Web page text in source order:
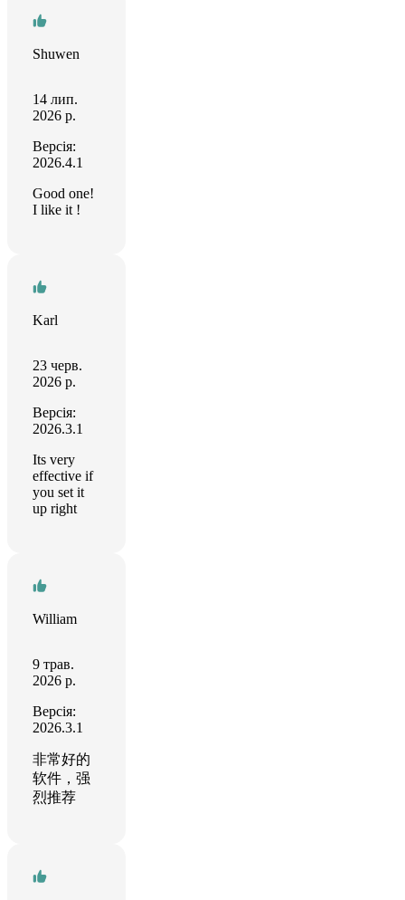
Shuwen
14 лип.
2026 р.
Версія:
2026.4.1
Good one!
I like it !
Karl
23 черв.
2026 р.
Версія:
2026.3.1
Its very
effective if
you set it
up right
William
9 трав.
2026 р.
Версія:
2026.3.1
非常好的
软件，强
烈推荐